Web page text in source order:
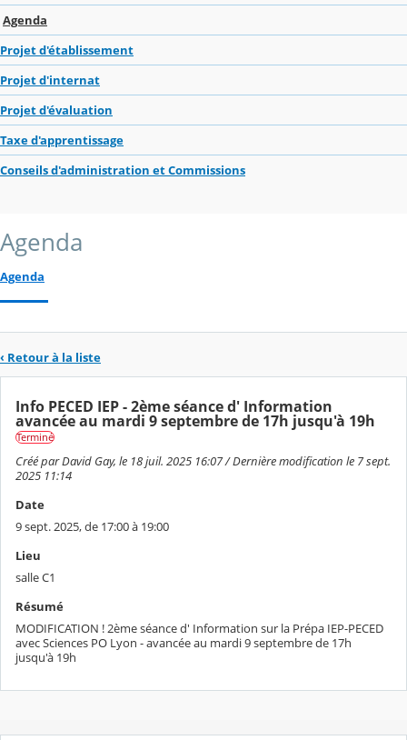
Agenda
Projet d'établissement
Projet d'internat
Projet d'évaluation
Taxe d'apprentissage
Conseils d'administration et Commissions
Agenda
Agenda
‹ Retour à la liste
Info PECED IEP - 2ème séance d' Information
avancée au mardi 9 septembre de 17h jusqu'à 19h
Terminé
Créé par David Gay, le 18 juil. 2025 16:07 / Dernière modification le 7 sept.
2025 11:14
Date
9 sept. 2025, de 17:00 à 19:00
Lieu
salle C1
Résumé
MODIFICATION ! 2ème séance d' Information sur la Prépa IEP-PECED
avec Sciences PO Lyon - avancée au mardi 9 septembre de 17h
jusqu'à 19h